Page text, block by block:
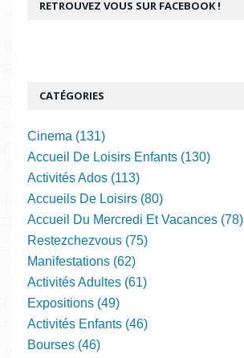
CATÉGORIES
Cinema (131)
Accueil De Loisirs Enfants (130)
Activités Ados (113)
Accueils De Loisirs (80)
Accueil Du Mercredi Et Vacances (78)
Restezchezvous (75)
Manifestations (62)
Activités Adultes (61)
Expositions (49)
Activités Enfants (46)
Bourses (46)
RETROUVEZ VOUS SUR FACEBOOK !